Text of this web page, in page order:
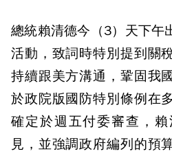
總統賴清德今（3）天下午
活動，致詞時特別提到關
持續跟美方溝通，鞏固我
於政院版國防特別條例在
確定於週五付委審查，
見，並強調政府編列的預